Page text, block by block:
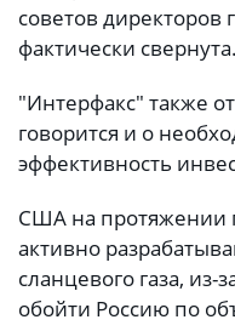
советов директоров
фактически свернута.
"Интерфакс" также
говорится и о
эффективность
США на протяжении
активно
сланцевого газа, из-
обойти Россию по